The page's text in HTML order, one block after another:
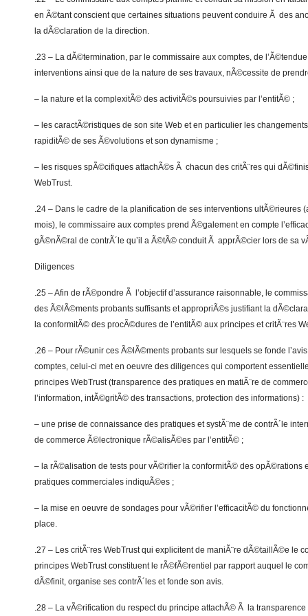
en Ã©tant conscient que certaines situations peuvent conduire Ã des
la dÃ©claration de la direction.
.23 – La dÃ©termination, par le commissaire aux comptes, de
interventions ainsi que de la nature de ses travaux, nÃ©cessite de
– la nature et la complexitÃ© des activitÃ©s poursuivies par l’entitÃ© ;
– les caractÃ©ristiques de son site Web et en particulier les
rapiditÃ© de ses Ã©volutions et son dynamisme ;
– les risques spÃ©cifiques attachÃ©s Ã chacun des critÃ¨res qui
WebTrust.
.24 – Dans le cadre de la planification de ses interventions ultÃ©rieures
mois), le commissaire aux comptes prend Ã©galement en compte
gÃ©nÃ©ral de contrÃ´le qu’il a Ã©tÃ© conduit Ã apprÃ©cier lors de sa
Diligences
.25 – Afin de rÃ©pondre Ã l’objectif d’assurance raisonnable, le
des Ã©lÃ©ments probants suffisants et appropriÃ©s justifiant la
la conformitÃ© des procÃ©dures de l’entitÃ© aux principes et critÃ¨res
.26 – Pour rÃ©unir ces Ã©lÃ©ments probants sur lesquels se fonde
comptes, celui-ci met en oeuvre des diligences qui comportent
principes WebTrust (transparence des pratiques en matiÃ¨re de
l’information, intÃ©gritÃ© des transactions, protection des informations) :
– une prise de connaissance des pratiques et systÃ¨me de contrÃ´le
de commerce Ã©lectronique rÃ©alisÃ©es par l’entitÃ© ;
– la rÃ©alisation de tests pour vÃ©rifier la conformitÃ© des opÃ©rations
pratiques commerciales indiquÃ©es ;
– la mise en oeuvre de sondages pour vÃ©rifier l’efficacitÃ© du
place.
.27 – Les critÃ¨res WebTrust qui explicitent de maniÃ¨re dÃ©taillÃ©e le
principes WebTrust constituent le rÃ©fÃ©rentiel par rapport auquel le
dÃ©finit, organise ses contrÃ´les et fonde son avis.
.28 – La vÃ©rification du respect du principe attachÃ© Ã la transparence